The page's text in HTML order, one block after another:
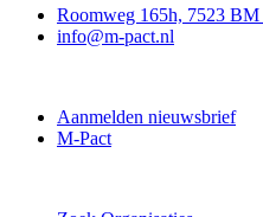
Roomweg 165h, 7523 BM
info@m-pact.nl
Aanmelden nieuwsbrief
M-Pact